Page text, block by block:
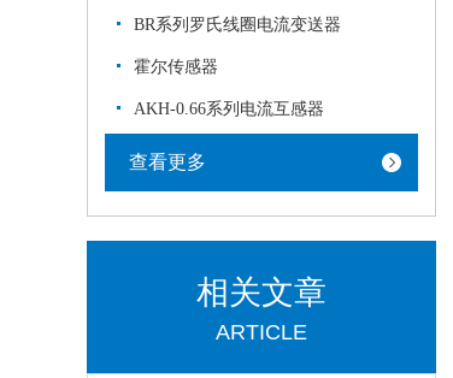
BR系列罗氏线圈电流变送器
霍尔传感器
AKH-0.66系列电流互感器
查看更多
相关文章
ARTICLE